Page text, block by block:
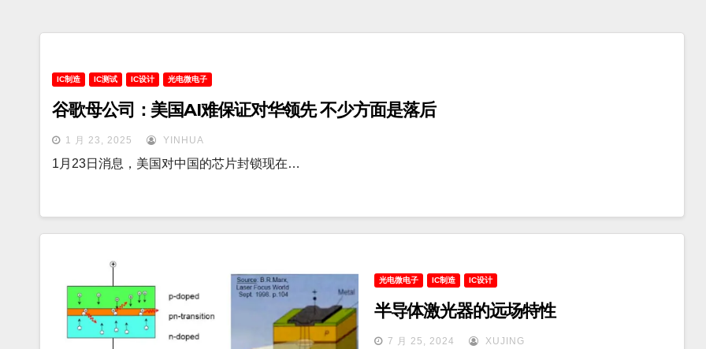
IC制造 IC测试 IC设计 光电微电子
谷歌母公司：美国AI难保证对华领先 不少方面是落后
1 月 23, 2025 YINHUA
1月23日消息，美国对中国的芯片封锁现在…
光电微电子 IC制造 IC设计
半导体激光器的远场特性
7 月 25, 2024 XUJING